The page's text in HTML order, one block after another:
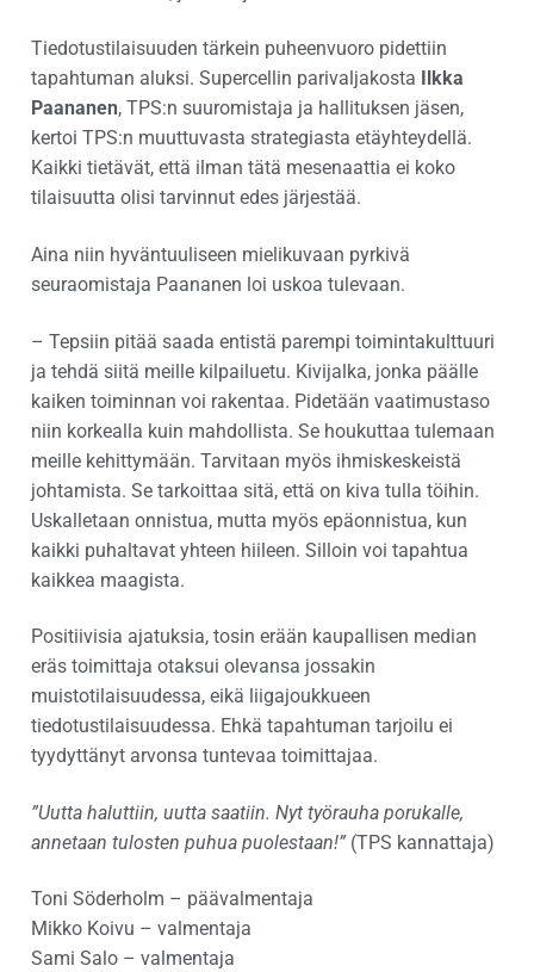
Tiedotustilaisuuden tärkein puheenvuoro pidettiin
tapahtuman aluksi. Supercellin parivaljakosta
Ilkka
Paananen, TPS:n suuromistaja ja hallituksen jäsen,
kertoi TPS:n muuttuvasta strategiasta etäyhteydellä.
Kaikki tietävät, että ilman tätä mesenaattia ei koko
tilaisuutta olisi tarvinnut edes järjestää.
Aina niin hyväntuuliseen mielikuvaan pyrkivä
seuraomistaja Paananen loi uskoa tulevaan.
– Tepsiin pitää saada entistä parempi toimintakulttuuri
ja tehdä siitä meille kilpailuetu. Kivijalka, jonka päälle
kaiken toiminnan voi rakentaa. Pidetään vaatimustaso
niin korkealla kuin mahdollista. Se houkuttaa tulemaan
meille kehittymään. Tarvitaan myös ihmiskeskeistä
johtamista. Se tarkoittaa sitä, että on kiva tulla töihin.
Uskalletaan onnistua, mutta myös epäonnistua, kun
kaikki puhaltavat yhteen hiileen. Silloin voi tapahtua
kaikkea maagista.
Positiivisia ajatuksia, tosin erään kaupallisen median
eräs toimittaja otaksui olevansa jossakin
muistotilaisuudessa, eikä liigajoukkueen
tiedotustilaisuudessa. Ehkä tapahtuman tarjoilu ei
tyydyttänyt arvonsa tuntevaa toimittajaa.
”Uutta haluttiin, uutta saatiin. Nyt työrauha porukalle,
annetaan tulosten puhua puolestaan!” (TPS kannattaja)
Toni Söderholm – päävalmentaja
Mikko Koivu – valmentaja
Sami Salo – valmentaja